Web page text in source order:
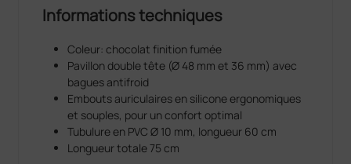
Informations techniques
Coleur: chocolat finition fumée
Pavillon double tête (Ø 48 mm et 36 mm) avec
bagues antifroid
Embouts auriculaires en silicone ergonomiques
et souples, pour un confort optimal
Tubulure en PVC Ø 10 mm, longueur 60 cm
Longueur totale 75 cm